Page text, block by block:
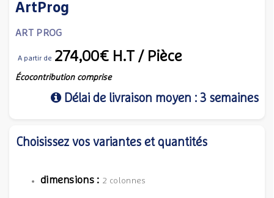
ArtProg
ART PROG
A partir de 274,00€ H.T / Pièce
Écocontribution comprise
Délai de livraison moyen : 3 semaines
Choisissez vos variantes et quantités
dimensions : 2 colonnes